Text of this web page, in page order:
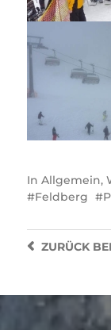
In Allgemein,
Feldberg
ZURÜCK